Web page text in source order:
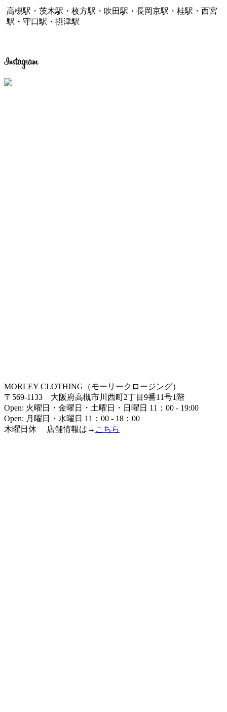
高槻駅・茨木駅・枚方駅・吹田駅・長岡京駅・桂駅・西宮
駅・守口駅・摂津駅
MORLEY CLOTHING（モーリークロージング）
〒569-1133 大阪府高槻市川西町2丁目9番11号1階
Open: 火曜日・金曜日・土曜日・日曜日 11：00 - 19:00
Open: 月曜日・水曜日 11：00 - 18：00
木曜日休 店舗情報は→ こちら